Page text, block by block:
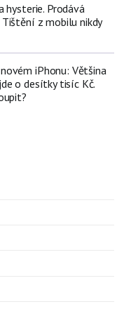
hysterie. Prodává
z mobilu nikdy
iPhonu: Většina
o desítky tisíc Kč.